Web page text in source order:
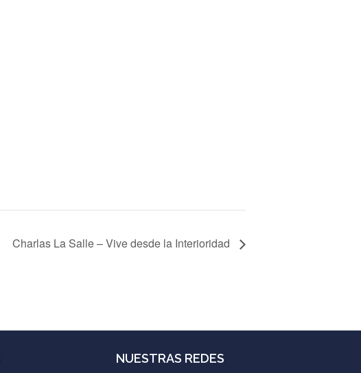
Charlas La Salle – Vive desde la Interioridad
NUESTRAS REDES